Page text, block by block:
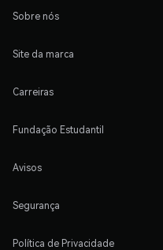
Sobre nós
Site da marca
Carreiras
Fundação Estudantil
Avisos
Segurança
Política de Privacidade